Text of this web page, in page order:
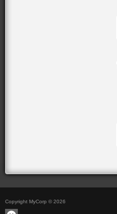
Copyright MyCorp © 2026